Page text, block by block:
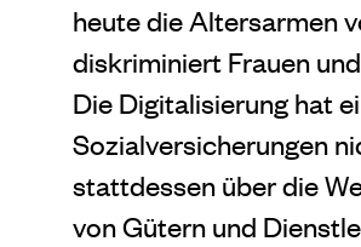
heute die Altersarmen
diskriminiert Frauen
Die Digitalisierung hat
Sozialversicherungen
stattdessen über die
von Gütern und